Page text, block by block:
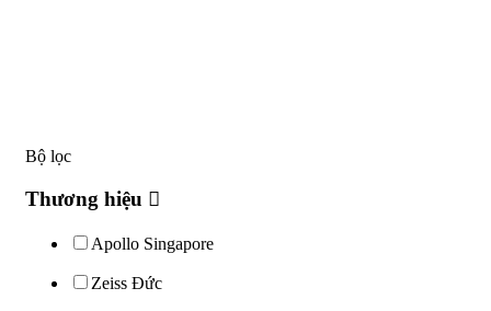
Bộ lọc
Thương hiệu
Apollo Singapore
Zeiss Đức